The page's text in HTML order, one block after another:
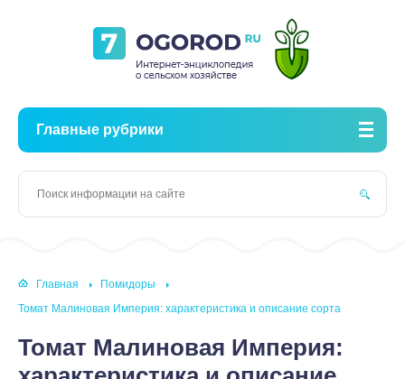
Главные рубрики
Главная
Помидоры
Томат Малиновая Империя: характеристика и описание сорта
Томат Малиновая Империя: